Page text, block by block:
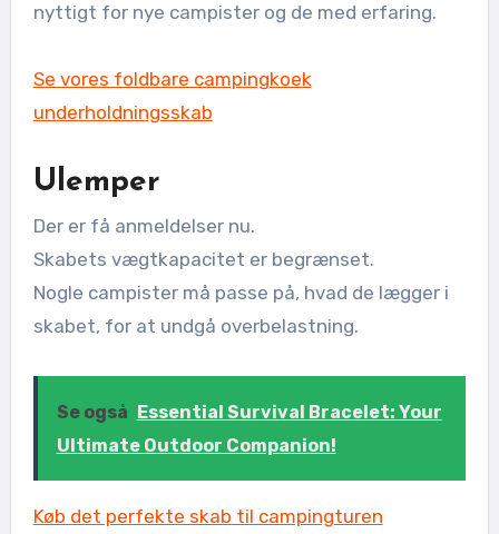
nyttigt for nye campister og de med erfaring.
Se vores foldbare campingkoek
underholdningsskab
Ulemper
Der er få anmeldelser nu.
Skabets vægtkapacitet er begrænset.
Nogle campister må passe på, hvad de lægger i
skabet, for at undgå overbelastning.
Se også Essential Survival Bracelet: Your
Ultimate Outdoor Companion!
Køb det perfekte skab til campingturen